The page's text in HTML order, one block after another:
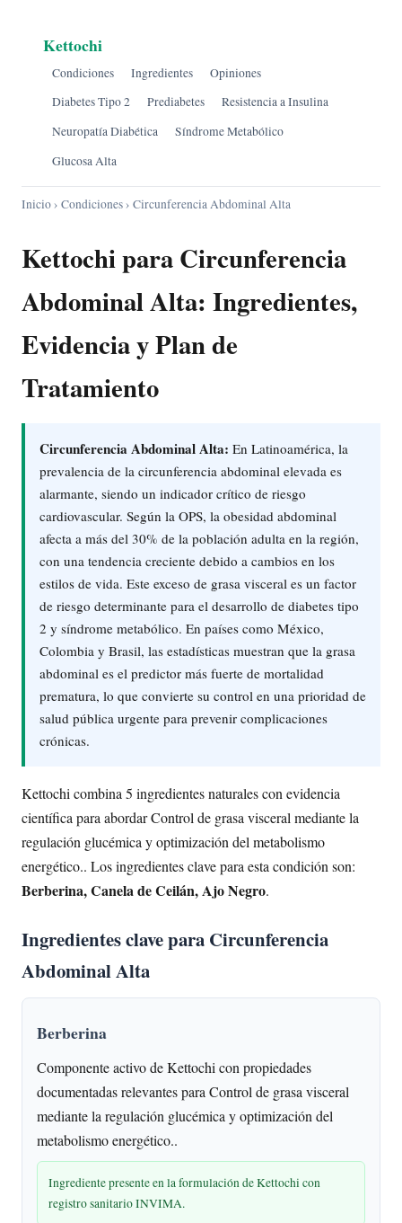
Kettochi
Condiciones Ingredientes
Opiniones
Diabetes Tipo 2
Prediabetes
Resistencia a Insulina
Neuropatía Diabética
Síndrome Metabólico
Glucosa Alta
Inicio› Condiciones› Circunferencia Abdominal Alta
Kettochi para Circunferencia
Abdominal Alta: Ingredientes,
Evidencia y Plan de
Tratamiento
Circunferencia Abdominal Alta: En Latinoamérica, la
prevalencia de la circunferencia abdominal elevada es
alarmante, siendo un indicador crítico de riesgo
cardiovascular. Según la OPS, la obesidad abdominal
afecta a más del 30% de la población adulta en la región,
con una tendencia creciente debido a cambios en los
estilos de vida. Este exceso de grasa visceral es un factor
de riesgo determinante para el desarrollo de diabetes tipo
2 y síndrome metabólico. En países como México,
Colombia y Brasil, las estadísticas muestran que la grasa
abdominal es el predictor más fuerte de mortalidad
prematura, lo que convierte su control en una prioridad de
salud pública urgente para prevenir complicaciones
crónicas.
Kettochi combina 5 ingredientes naturales con evidencia
científica para abordar Control de grasa visceral mediante la
regulación glucémica y optimización del metabolismo
energético.. Los ingredientes clave para esta condición son:
Berberina, Canela de Ceilán, Ajo Negro.
Ingredientes clave para Circunferencia
Abdominal Alta
Berberina
Componente activo de Kettochi con propiedades
documentadas relevantes para Control de grasa visceral
mediante la regulación glucémica y optimización del
metabolismo energético..
Ingrediente presente en la formulación de Kettochi con
registro sanitario INVIMA.